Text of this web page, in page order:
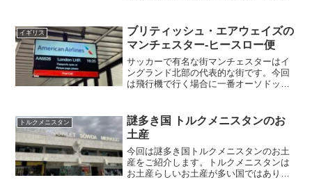
ありますので、この記事を見て準備万端
にしていただけると幸いです。
イギリス
ブリティッシュ・エアウェイズの
マンチェスター-ヒースロー便
サッカーで有名な街マンチェスターはイ
ングランド北部の代表的な街です。今回
は飛行機で行く場合に一番オーソドック
スロー便の機体と機内サービスについて
ご紹介します。
トルクメニスタン
謎多き国 トルクメニスタンのお
土産
今回は謎多き国トルクメニスタンのお土
産をご紹介します。トルクメニスタンは
お土産らしいお土産が多い国ではありま